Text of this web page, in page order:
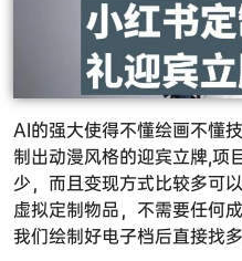
AI的强大使得不懂绘画不懂
制出动漫风格的迎宾立牌,项
少，而且变现方式比较多可
虚拟定制物品，不需要任何
我们绘制好电子档后直接找